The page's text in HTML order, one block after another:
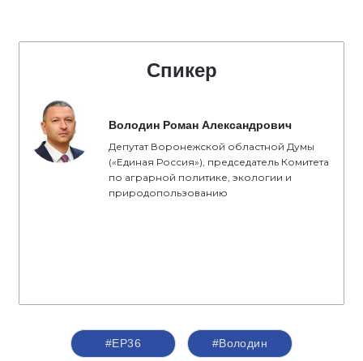
Спикер
Володин Роман Александрович
Депутат Воронежской областной Думы
(«Единая Россия»), председатель Комитета
по аграрной политике, экологии и
природопользованию
#ЕР36 #Володин